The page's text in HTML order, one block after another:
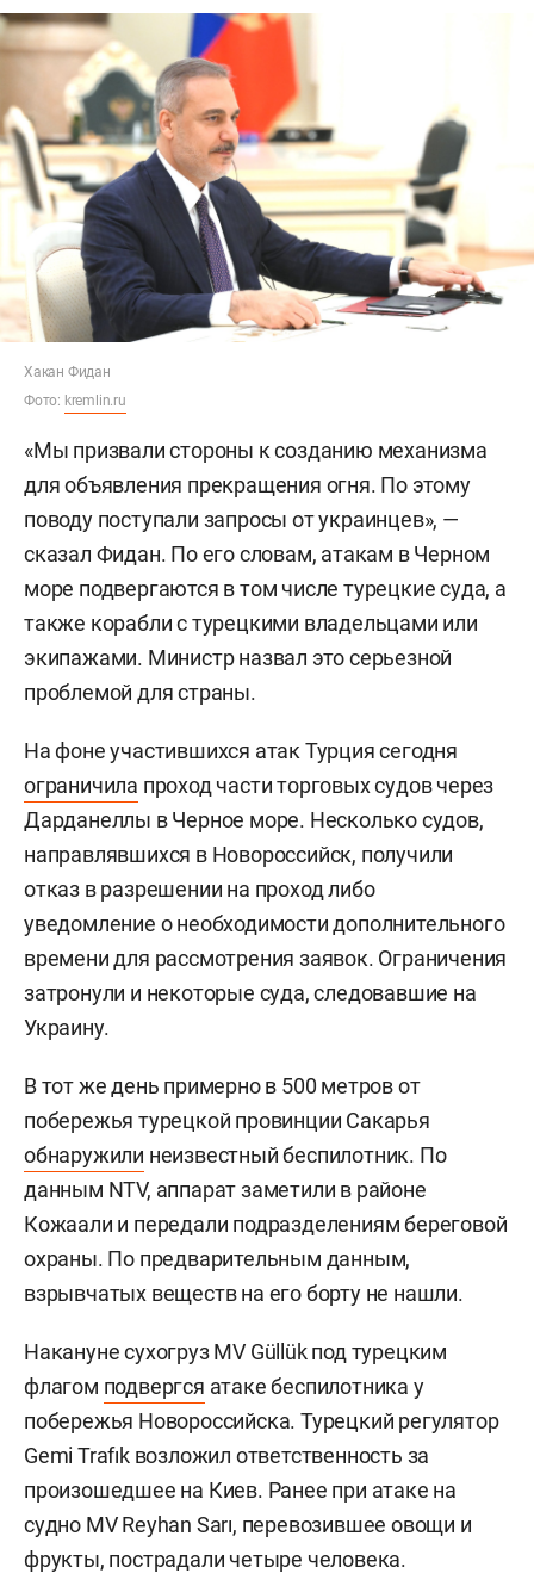
Хакан Фидан
Фото: kremlin.ru
«Мы призвали стороны к созданию механизма
для объявления прекращения огня. По этому
поводу поступали запросы от украинцев», —
сказал Фидан. По его словам, атакам в Черном
море подвергаются в том числе турецкие суда, а
также корабли с турецкими владельцами или
экипажами. Министр назвал это серьезной
проблемой для страны.
На фоне участившихся атак Турция сегодня
ограничила проход части торговых судов через
Дарданеллы в Черное море. Несколько судов,
направлявшихся в Новороссийск, получили
отказ в разрешении на проход либо
уведомление о необходимости дополнительного
времени для рассмотрения заявок. Ограничения
затронули и некоторые суда, следовавшие на
Украину.
В тот же день примерно в 500 метров от
побережья турецкой провинции Сакарья
обнаружили неизвестный беспилотник. По
данным NTV, аппарат заметили в районе
Кожаали и передали подразделениям береговой
охраны. По предварительным данным,
взрывчатых веществ на его борту не нашли.
Накануне сухогруз MV Güllük под турецким
флагом подвергся атаке беспилотника у
побережья Новороссийска. Турецкий регулятор
Gemi Trafık возложил ответственность за
произошедшее на Киев. Ранее при атаке на
судно MV Reyhan Sarı, перевозившее овощи и
фрукты, пострадали четыре человека.